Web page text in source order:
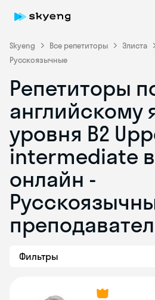
Skyeng Все репетиторы Элиста
Русскоязычные
Репетиторы
английскому
уровня B2
intermediate
онлайн -
Фильтры
Skyeng Chat